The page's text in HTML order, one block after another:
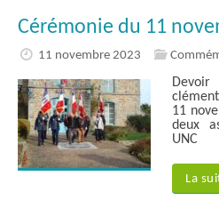
Cérémonie du 11
11 novembre 2023
Devoir
11
deux
UNC
La